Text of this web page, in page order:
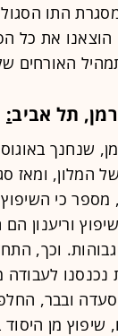
התו
הוצאנו את כל
תל אביב:
המלון, ומאז
מספר כי
וריענון
וכך,
נכנסנו
ובבר,
שיפוץ מן היסוד